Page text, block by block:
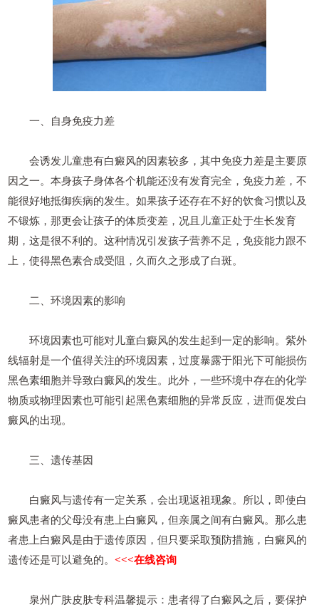
一、自身免疫力差
会诱发儿童患有白癜风的因素较多，其中免疫力差是主要原
因之一。本身孩子身体各个机能还没有发育完全，免疫力差，不
能很好地抵御疾病的发生。如果孩子还存在不好的饮食习惯以及
不锻炼，那更会让孩子的体质变差，况且儿童正处于生长发育
期，这是很不利的。这种情况引发孩子营养不足，免疫能力跟不
上，使得黑色素合成受阻，久而久之形成了白斑。
二、环境因素的影响
环境因素也可能对儿童白癜风的发生起到一定的影响。紫外
线辐射是一个值得关注的环境因素，过度暴露于阳光下可能损伤
黑色素细胞并导致白癜风的发生。此外，一些环境中存在的化学
物质或物理因素也可能引起黑色素细胞的异常反应，进而促发白
癜风的出现。
三、遗传基因
白癜风与遗传有一定关系，会出现返祖现象。所以，即使白
癜风患者的父母没有患上白癜风，但亲属之间有白癜风。那么患
者患上白癜风是由于遗传原因，但只要采取预防措施，白癜风的
遗传还是可以避免的。<<<在线咨询
泉州广肤皮肤专科温馨提示：患者得了白癜风之后，要保护